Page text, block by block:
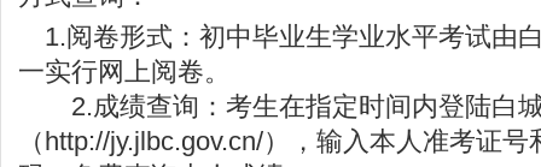
1.阅卷形式：初中毕业生学业水平考试由
一实行网上阅卷。
2.成绩查询：考生在指定时间内登陆白
（http://jy.jlbc.gov.cn/），输入本人准考证